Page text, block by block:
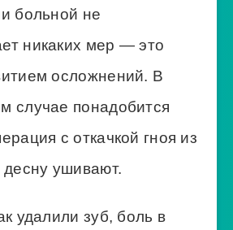
больной не
никаких мер — это
осложнений. В
случае понадобится
с откачкой гноя из
ушивают.
удалили зуб, боль в